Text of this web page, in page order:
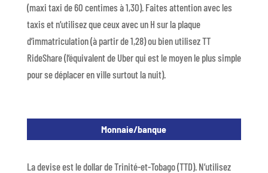
(maxi taxi de 60 centimes à 1,30). Faites attention avec les
taxis et n’utilisez que ceux avec un H sur la plaque
d’immatriculation (à partir de 1,28) ou bien utilisez TT
RideShare (l’équivalent de Uber qui est le moyen le plus simple
pour se déplacer en ville surtout la nuit).
Monnaie/banque
La devise est le dollar de Trinité-et-Tobago (TTD). N’utilisez